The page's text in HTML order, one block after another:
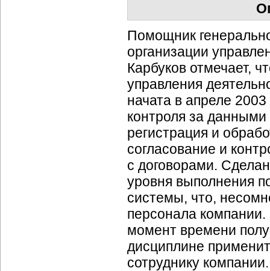
Помощник
организации
Карбуков отмечает,
управления
начата в апреле
контроля за
регистрация и
согласование и
с договорами.
уровня выполнения
системы, что,
персонала компании.
момент времени
дисциплине
сотруднику компании.